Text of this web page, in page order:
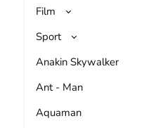
Film
Sport
Anakin Skywalker
Ant - Man
Aquaman